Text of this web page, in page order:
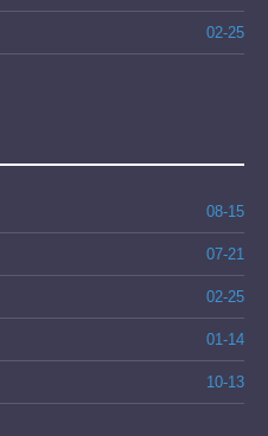
02-25
08-15
07-21
02-25
01-14
10-13